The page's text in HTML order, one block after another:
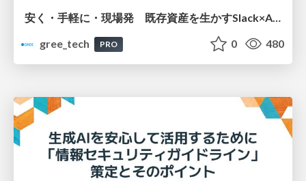
安く・手軽に・現場発 既存資産を生かすSlack×AI検索Botの作り方
gree_tech
PRO 0 480